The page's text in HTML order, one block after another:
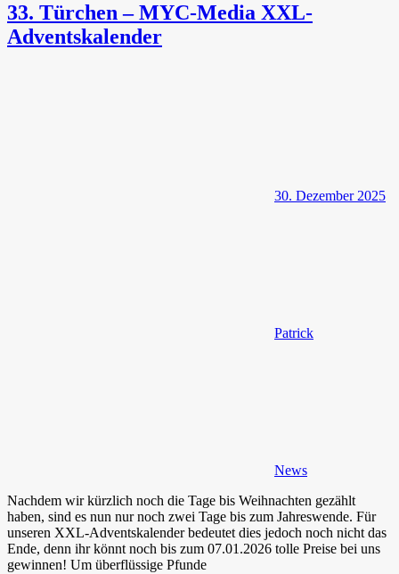
33. Türchen – MYC-Media XXL-
Adventskalender
30. Dezember 2025
Patrick
News
Nachdem wir kürzlich noch die Tage bis Weihnachten gezählt
haben, sind es nun nur noch zwei Tage bis zum Jahreswende. Für
unseren XXL-Adventskalender bedeutet dies jedoch noch nicht das
Ende, denn ihr könnt noch bis zum 07.01.2026 tolle Preise bei uns
gewinnen! Um überflüssige Pfunde